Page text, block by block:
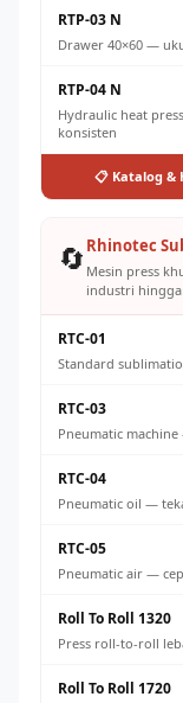
RTP-03 N
Drawer 40×60 —
RTP-04 N
Hydraulic heat
konsisten
📋 Katalog &
🔄 Rhinotec
Mesin press
industri
RTC-01
Standard
RTC-03
Pneumatic
RTC-04
Pneumatic oil —
RTC-05
Pneumatic air —
Roll To Roll 1320
Press roll-to-roll
Roll To Roll 1720